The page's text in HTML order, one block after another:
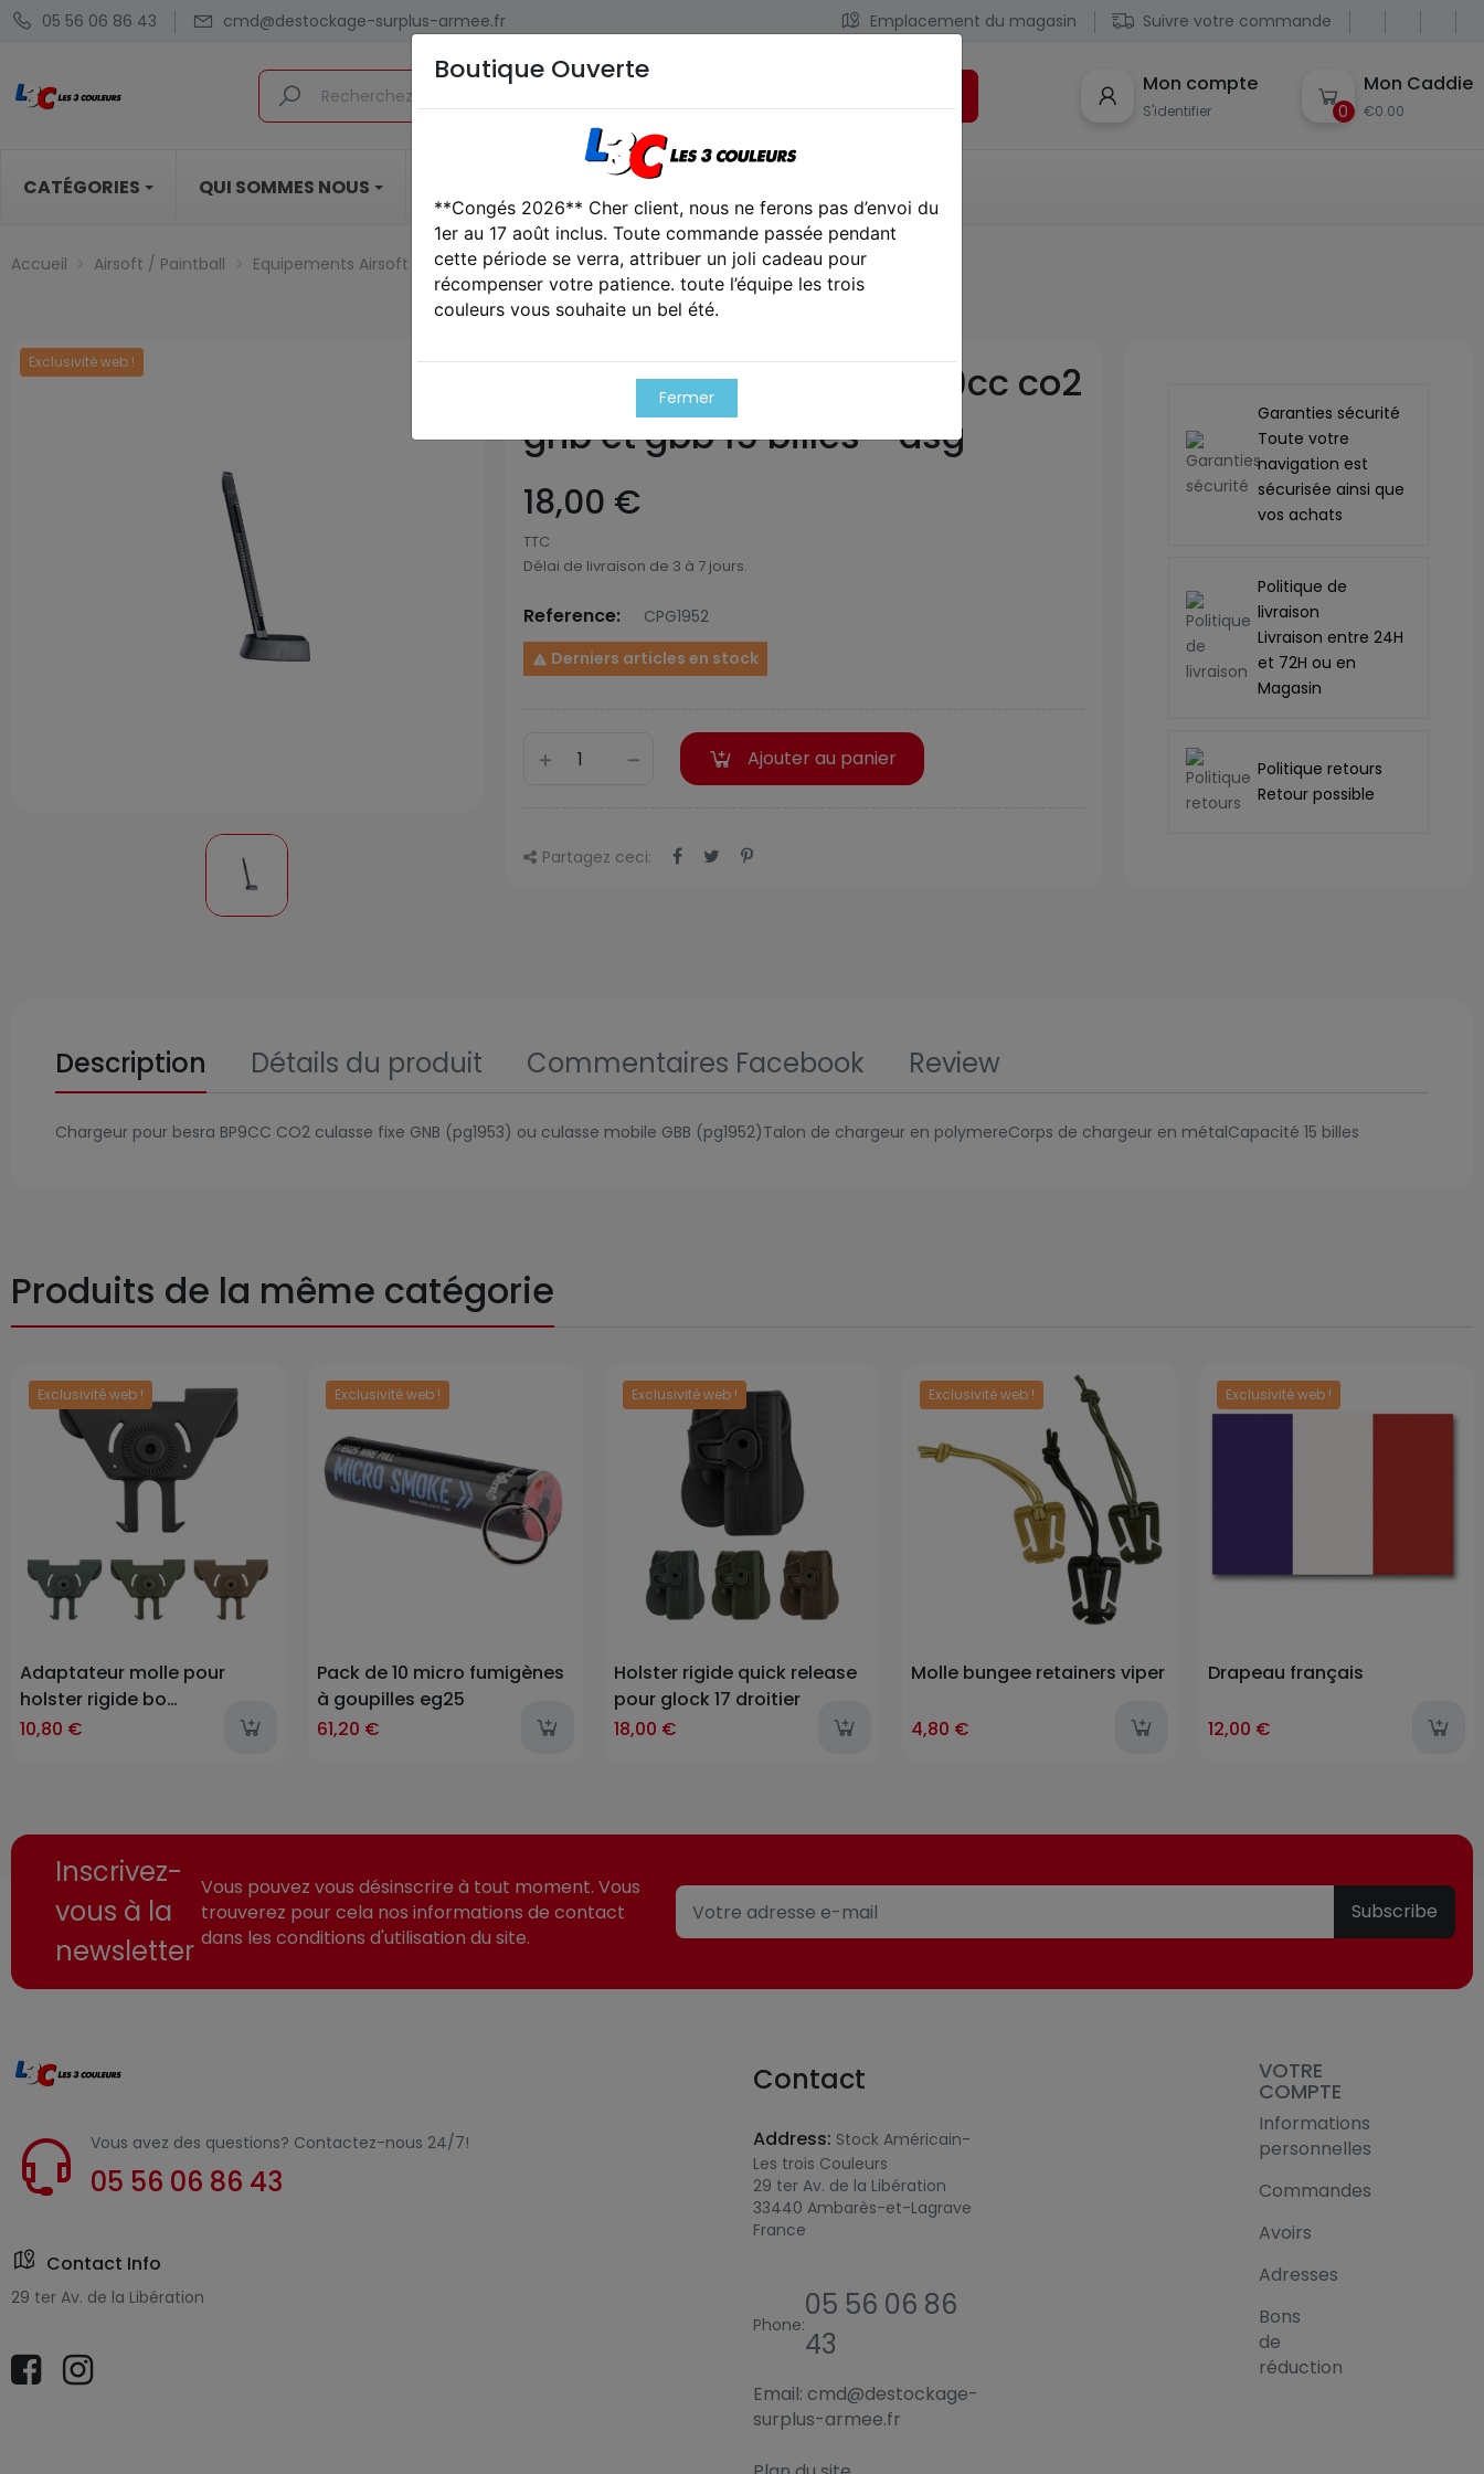
05 56 06 86 43 cmd@destockage-surplus-armee.fr Emplacement du magasin Suivre votre commande
Mon compte
S'identifier 0
Mon Caddie
€0.00
CATÉGORIES QUI SOMMES NOUS
Accueil Airsoft / Paintball Equipements Airsoft / Paintball Chargeur pour bersa bp9cc co2 gnb et gbb 15 billes - asg
Exclusivité web !
Chargeur pour bersa bp9cc co2
gnb et gbb 15 billes - asg
18,00 €
TTC
Délai de livraison de 3 à 7 jours.
Reference: CPG1952
 Derniers articles en stock
Ajouter au panier
Partagez ceci:
Garanties sécurité
Toute votre
navigation est
sécurisée ainsi que
vos achats
Politique de
livraison
Livraison entre 24H
et 72H ou en
Magasin
Politique retours
Retour possible
Description Détails du produit Commentaires Facebook Review
Chargeur pour besra BP9CC CO2 culasse fixe GNB (pg1953) ou culasse mobile GBB (pg1952)Talon de chargeur en polymereCorps de chargeur en métalCapacité 15 billes
Produits de la même catégorie
Exclusivité web !
Adaptateur molle pour
holster rigide bo
manufacture
10,80 €
Exclusivité web !
Pack de 10 micro fumigènes
à goupilles eg25
61,20 €
Exclusivité web !
Holster rigide quick release
pour glock 17 droitier
18,00 €
Exclusivité web !
Molle bungee retainers viper
4,80 €
Exclusivité web !
Drapeau français
12,00 €
Inscrivez-
vous à la
newsletter
Vous pouvez vous désinscrire à tout moment. Vous
trouverez pour cela nos informations de contact
dans les conditions d'utilisation du site.
Subscribe
Vous avez des questions? Contactez-nous 24/7!
05 56 06 86 43
Contact Info
29 ter Av. de la Libération
Contact
Address: Stock Américain-
Les trois Couleurs
29 ter Av. de la Libération
33440 Ambarès-et-Lagrave
France
Phone:
05 56 06 86
43
Email: cmd@destockage-
surplus-armee.fr
Boutique Ouverte
**Congés 2026** Cher client, nous ne ferons pas d’envoi du
1er au 17 août inclus. Toute commande passée pendant
cette période se verra, attribuer un joli cadeau pour
récompenser votre patience. toute l’équipe les trois
couleurs vous souhaite un bel été.
Fermer
VOTRE
COMPTE
Informations
personnelles
Commandes
Avoirs
Adresses
Bons
de
réduction